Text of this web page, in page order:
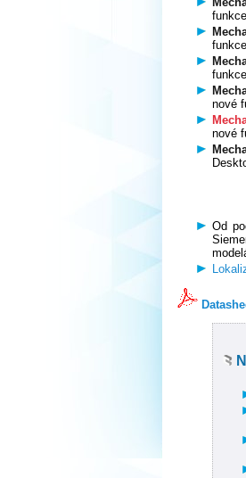
nové
nové
Od